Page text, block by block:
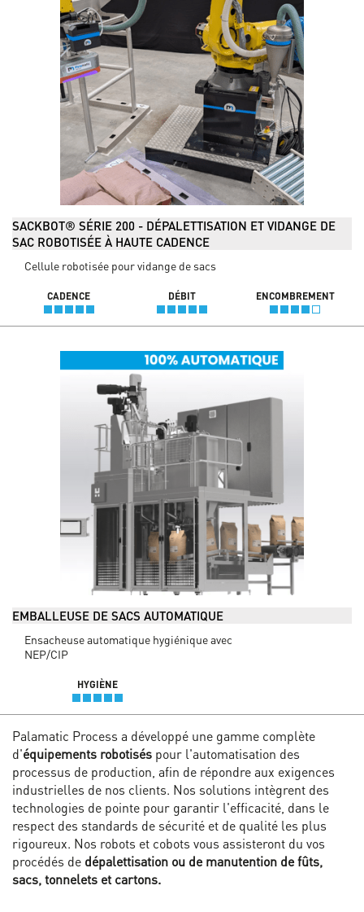
SACKBOT® SÉRIE 200 - DÉPALETTISATION ET VIDANGE DE
SAC ROBOTISÉE À HAUTE CADENCE
Cellule robotisée pour vidange de sacs
CADENCE DÉBIT ENCOMBREMENT
EMBALLEUSE DE SACS AUTOMATIQUE
Ensacheuse automatique hygiénique avec
NEP/CIP
HYGIÈNE
Palamatic Process a développé une gamme complète
d'équipements robotisés pour l'automatisation des
processus de production, afin de répondre aux exigences
industrielles de nos clients. Nos solutions intègrent des
technologies de pointe pour garantir l'efficacité, dans le
respect des standards de sécurité et de qualité les plus
rigoureux. Nos robots et cobots vous assisteront du vos
procédés de dépalettisation ou de manutention de fûts,
sacs, tonnelets et cartons.